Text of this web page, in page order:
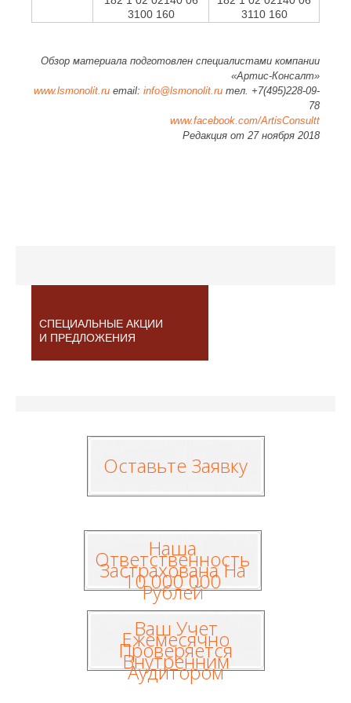
3100 160
3110 160
Обзор материала подготовлен специалистами компании
«Артис-Консалт»
www.lsmonolit.ru email: info@lsmonolit.ru тел. +7(495)228-09-
78
www.facebook.com/ArtisConsultt
Редакция от 27 ноября 2018
СПЕЦИАЛЬНЫЕ АКЦИИ
И ПРЕДЛОЖЕНИЯ
Оставьте Заявку
Наша
Ответственность
Застрахована На
10 000 000
Рублей
Ваш Учет
Ежемесячно
Проверяется
Внутренним
Аудитором